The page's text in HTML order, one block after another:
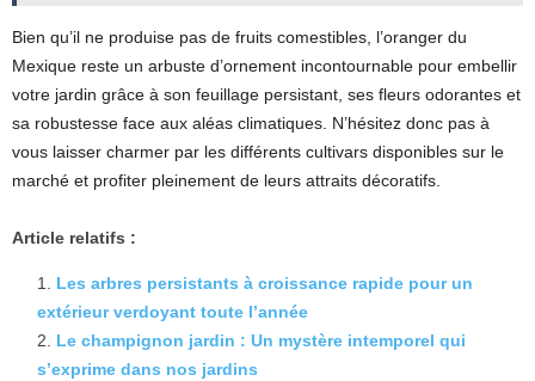
Bien qu’il ne produise pas de fruits comestibles, l’oranger du
Mexique reste un arbuste d’ornement incontournable pour embellir
votre jardin grâce à son feuillage persistant, ses fleurs odorantes et
sa robustesse face aux aléas climatiques. N’hésitez donc pas à
vous laisser charmer par les différents cultivars disponibles sur le
marché et profiter pleinement de leurs attraits décoratifs.
Article relatifs :
Les arbres persistants à croissance rapide pour un
extérieur verdoyant toute l’année
Le champignon jardin : Un mystère intemporel qui
s’exprime dans nos jardins